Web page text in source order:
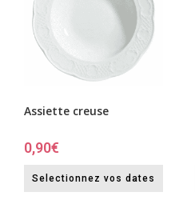
Assiette creuse
0,90€
Selectionnez vos dates